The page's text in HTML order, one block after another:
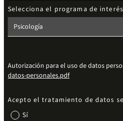
Selecciona el programa de interés
Autorización para el uso de datos
datos-personales.pdf
Acepto el tratamiento de datos
Sí